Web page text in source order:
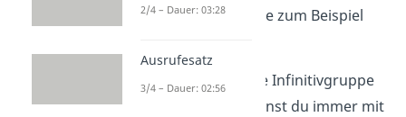
Verb im Infinitiv wie zum Beispiel
Wichtig:
Steht eine Infinitivgruppe
in einem Satz, trennst du immer mit
2/4 – Dauer: 03:28
Ausrufesatz
3/4 – Dauer: 02:56